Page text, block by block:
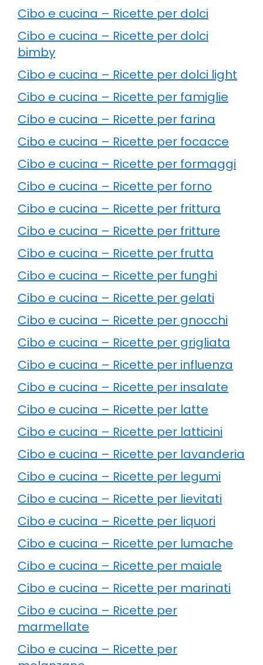
Cibo e cucina – Ricette per dolci
Cibo e cucina – Ricette per dolci
bimby
Cibo e cucina – Ricette per dolci light
Cibo e cucina – Ricette per famiglie
Cibo e cucina – Ricette per farina
Cibo e cucina – Ricette per focacce
Cibo e cucina – Ricette per formaggi
Cibo e cucina – Ricette per forno
Cibo e cucina – Ricette per frittura
Cibo e cucina – Ricette per fritture
Cibo e cucina – Ricette per frutta
Cibo e cucina – Ricette per funghi
Cibo e cucina – Ricette per gelati
Cibo e cucina – Ricette per gnocchi
Cibo e cucina – Ricette per grigliata
Cibo e cucina – Ricette per influenza
Cibo e cucina – Ricette per insalate
Cibo e cucina – Ricette per latte
Cibo e cucina – Ricette per latticini
Cibo e cucina – Ricette per lavanderia
Cibo e cucina – Ricette per legumi
Cibo e cucina – Ricette per lievitati
Cibo e cucina – Ricette per liquori
Cibo e cucina – Ricette per lumache
Cibo e cucina – Ricette per maiale
Cibo e cucina – Ricette per marinati
Cibo e cucina – Ricette per
marmellate
Cibo e cucina – Ricette per